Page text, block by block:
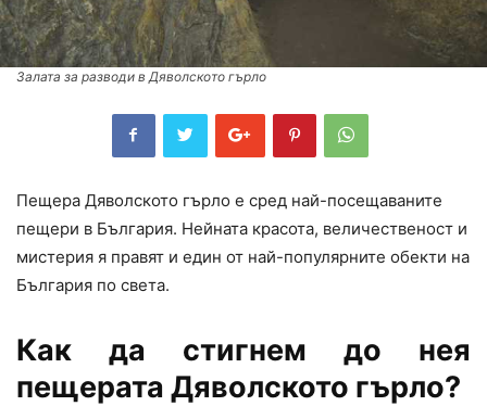
Залата за разводи в Дяволското гърло
Пещера Дяволското гърло е сред най-посещаваните
пещери в България. Нейната красота, величественост и
мистерия я правят и един от най-популярните обекти на
България по света.
Как да стигнем до нея
пещерата Дяволското гърло?